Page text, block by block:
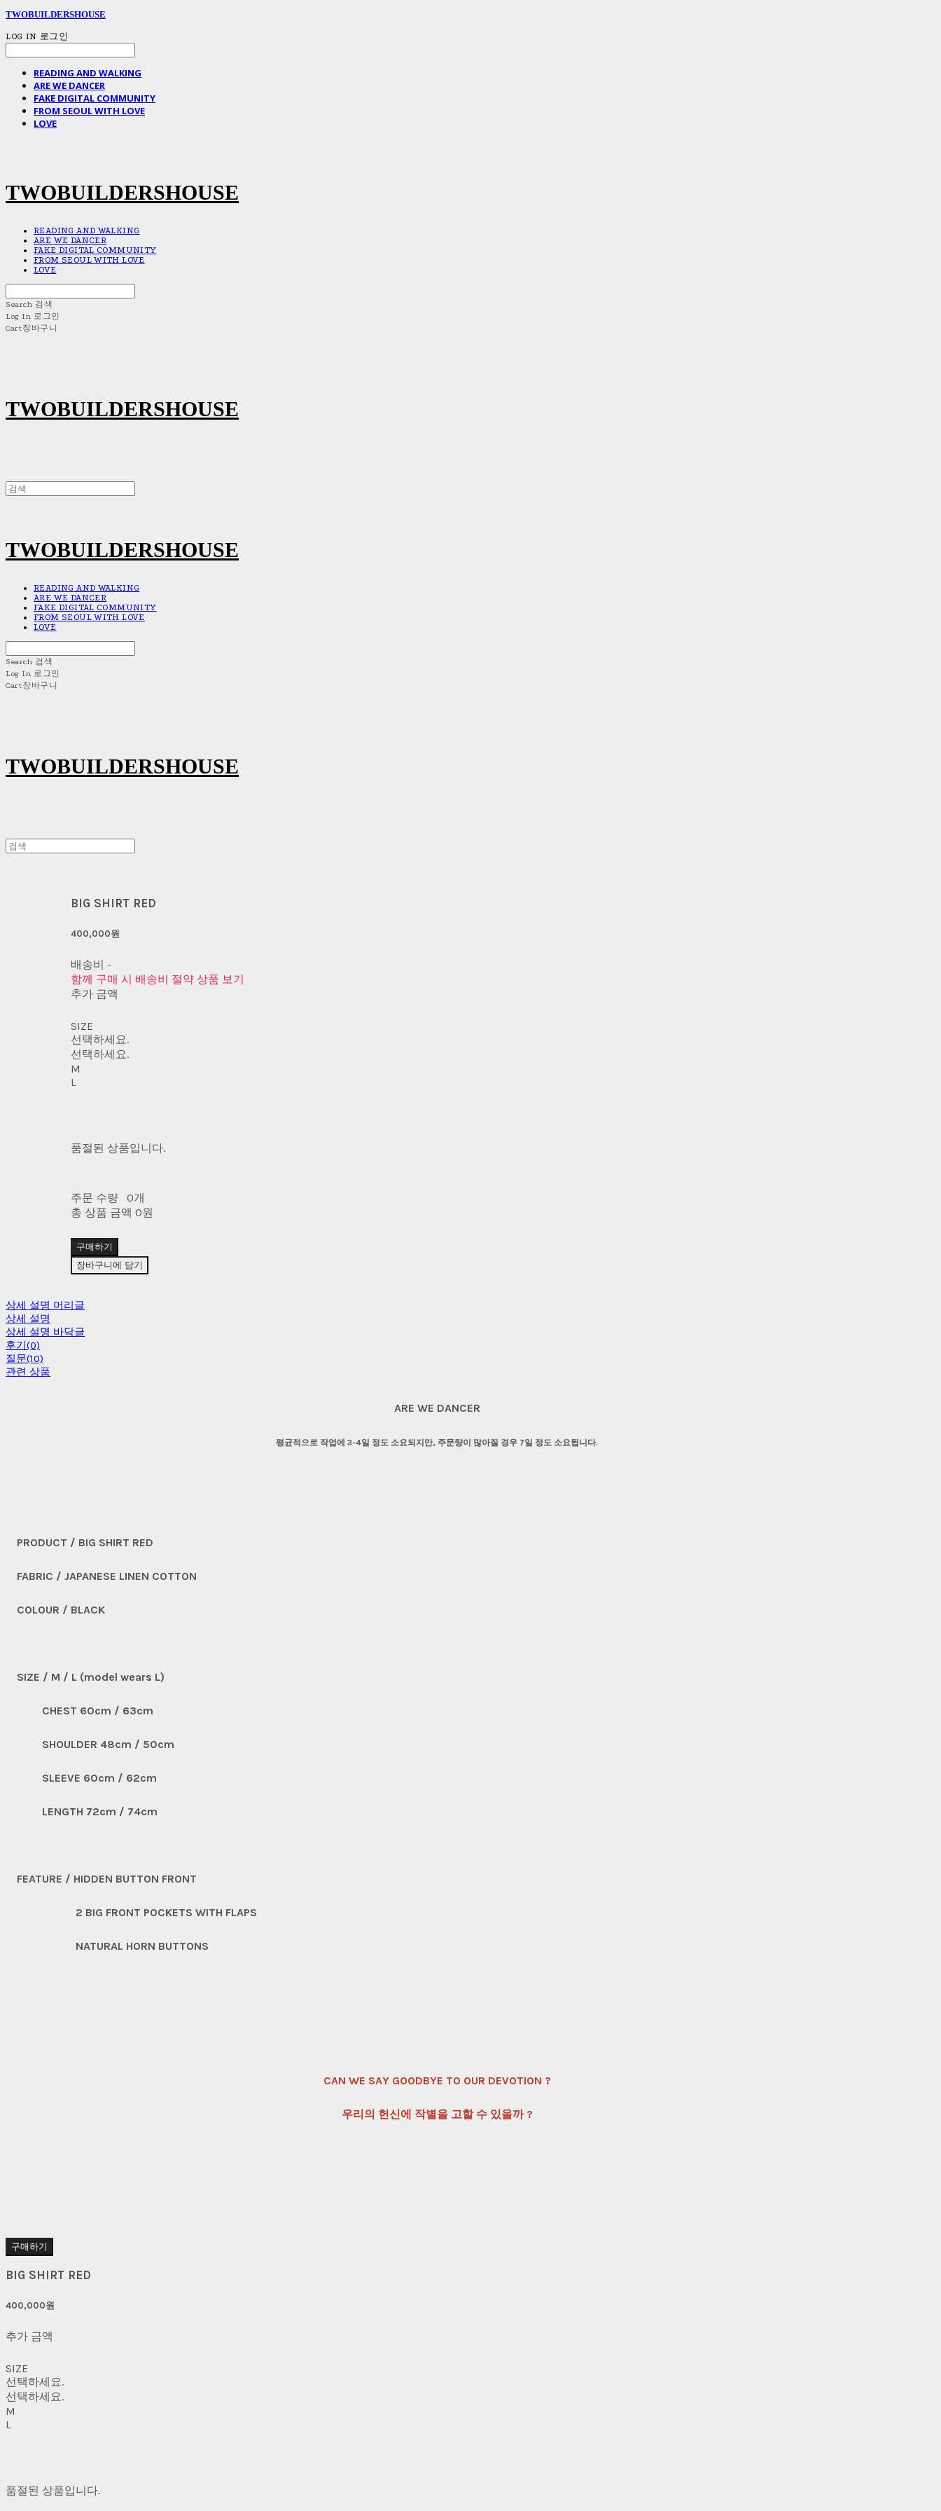
TWOBUILDERSHOUSE
LOG IN 로그인
READING AND WALKING
ARE WE DANCER
FAKE DIGITAL COMMUNITY
FROM SEOUL WITH LOVE
LOVE
TWOBUILDERSHOUSE
READING AND WALKING
ARE WE DANCER
FAKE DIGITAL COMMUNITY
FROM SEOUL WITH LOVE
LOVE
Search 검색
Log In 로그인
Cart장바구니
TWOBUILDERSHOUSE
TWOBUILDERSHOUSE
READING AND WALKING
ARE WE DANCER
FAKE DIGITAL COMMUNITY
FROM SEOUL WITH LOVE
LOVE
Search 검색
Log In 로그인
Cart장바구니
TWOBUILDERSHOUSE
BIG SHIRT RED
400,000원
배송비 -
함께 구매 시 배송비 절약 상품 보기
추가 금액
SIZE
선택하세요.
선택하세요.
M
L
품절된 상품입니다.
주문 수량
0개
총 상품 금액 0원
구매하기
장바구니에 담기
상세 설명 머리글
상세 설명
상세 설명 바닥글
후기(0)
질문(10)
관련 상품
ARE WE DANCER
평균적으로 작업에 3-4일 정도 소요되지만, 주문량이 많아질 경우 7일 정도 소요됩니다.
PRODUCT / BIG SHIRT RED
FABRIC / JAPANESE LINEN COTTON
COLOUR / BLACK
SIZE / M / L (model wears L)
CHEST 60cm / 63cm
SHOULDER 48cm / 50cm
SLEEVE 60cm / 62cm
LENGTH 72cm / 74cm
FEATURE / HIDDEN BUTTON FRONT
2 BIG FRONT POCKETS WITH FLAPS
NATURAL HORN BUTTONS
CAN WE SAY GOODBYE TO OUR DEVOTION ?
우리의 헌신에 작별을 고할 수 있을까 ?
구매하기
BIG SHIRT RED
400,000원
추가 금액
SIZE
선택하세요.
선택하세요.
M
L
품절된 상품입니다.